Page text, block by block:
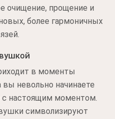
очищение, прощение и
более гармоничных
в моменты
невольно начинаете
с настоящим моментом.
символизируют